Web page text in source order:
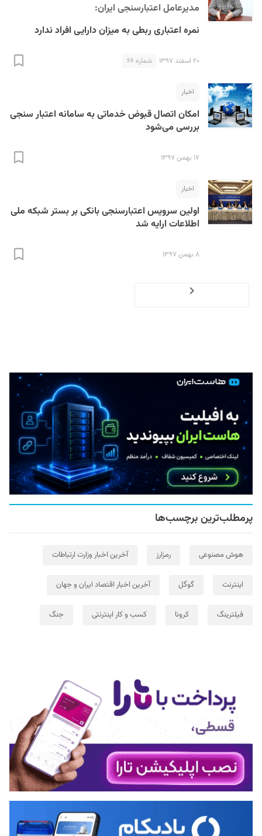
مدیرعامل اعتبارسنجی ایران:
نمره اعتباری ربطی به میزان دارایی افراد ندارد
۲۰ اسفند ۱۳۹۷ شماره ۶۶
اخبار
امکان اتصال قبوض خدماتی به سامانه اعتبار سنجی
بررسی می‌شود
۱۷ بهمن ۱۳۹۷
اخبار
اولین سرویس اعتبارسنجی بانکی بر بستر شبکه ملی
اطلاعات ارایه شد
۸ بهمن ۱۳۹۷
پرمطلب‌ترین برچسب‌ها
هوش مصنوعی رمزارز آخرین اخبار وزارت ارتباطات
اینترنت گوگل آخرین اخبار اقتصاد ایران و جهان
فیلترینگ کرونا کسب و کار اینترنتی جنگ